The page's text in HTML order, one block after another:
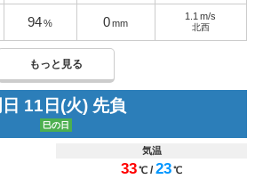
94 % 0 mm
1.1 m/s
北西
もっと見る
11日(火) 先負
巳の日
気温
33℃ /23℃